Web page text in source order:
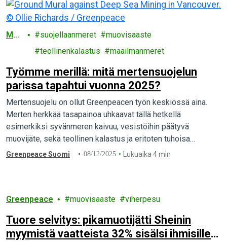
Mer
suojellaanmeret
muovisaaste
teollinenkalastus
maailmanmeret
Työmme merillä: mitä mertensuojelun
parissa tapahtui vuonna 2025?
Mertensuojelu on ollut Greenpeacen työn keskiössä aina.
Merten herkkää tasapainoa uhkaavat tällä hetkellä
esimerkiksi syvänmeren kaivuu, vesistöihin päätyvä
muovijäte, sekä teollinen kalastus ja eritoten tuhoisa
pohjatroolaus. Mitä näiden aiheiden parissa…
Greenpeace Suomi 08/12/2025 Lukuaika 4 min
Greenpeace muovisaaste viherpesu
Tuore selvitys: pikamuotijätti Sheinin
myymistä vaatteista 32% sisälsi ihmisille